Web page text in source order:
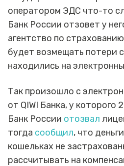
оператором ЭДС что-то
Банк России отзовет у
агентство по
будет возмещать потери
находились на
Так произошло с
от QIWI Банка, у которого
Банк России отозвал
тогда сообщил, что
кошельках не
рассчитывать на